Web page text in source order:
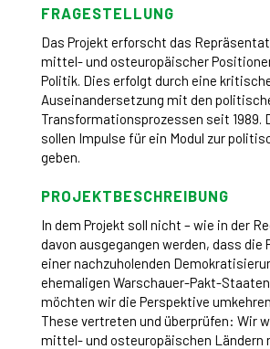
FRAGESTELLUNG
Das Projekt erforscht das
mittel- und osteuropäischer
Politik. Dies erfolgt durch eine
Auseinandersetzung mit den
Transformationsprozessen seit 1989.
sollen Impulse für ein Modul zur
geben.
PROJEKTBESCHREIBUNG
In dem Projekt soll nicht – wie in der
davon ausgegangen werden, dass die
einer nachzuholenden
ehemaligen Warschauer-Pakt-
möchten wir die Perspektive
These vertreten und überprüfen: Wir
mittel- und osteuropäischen Ländern